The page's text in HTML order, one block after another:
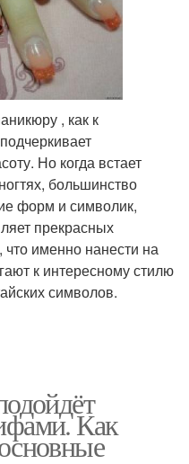
, как к
Но когда встает
большинство
форм и символик,
прекрасных
что именно нанести на
к интересному стилю
символов.
Как